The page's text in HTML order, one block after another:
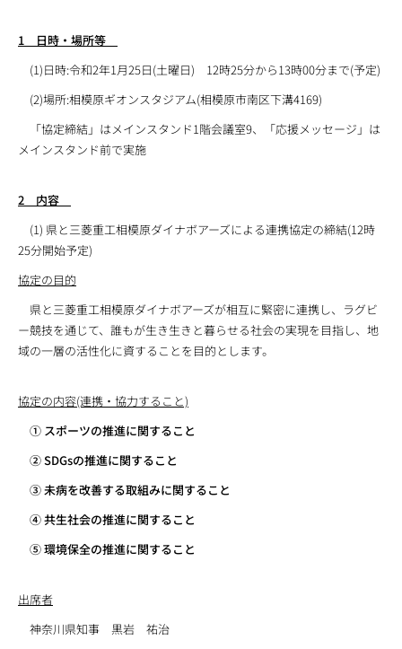
1 日時・場所等
(1)日時:令和2年1月25日(土曜日) 12時25分から13時00分まで(予定)
(2)場所:相模原ギオンスタジアム(相模原市南区下溝4169)
「協定締結」はメインスタンド1階会議室9、「応援メッセージ」は
メインスタンド前で実施
2 内容
(1) 県と三菱重工相模原ダイナボアーズによる連携協定の締結(12時
25分開始予定)
協定の目的
県と三菱重工相模原ダイナボアーズが相互に緊密に連携し、ラグビ
ー競技を通じて、誰もが生き生きと暮らせる社会の実現を目指し、地
域の一層の活性化に資することを目的とします。
協定の内容(連携・協力すること)
① スポーツの推進に関すること
② SDGsの推進に関すること
③ 未病を改善する取組みに関すること
④ 共生社会の推進に関すること
⑤ 環境保全の推進に関すること
出席者
神奈川県知事 黒岩 祐治